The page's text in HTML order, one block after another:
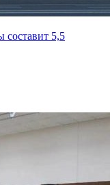
составит 5,5